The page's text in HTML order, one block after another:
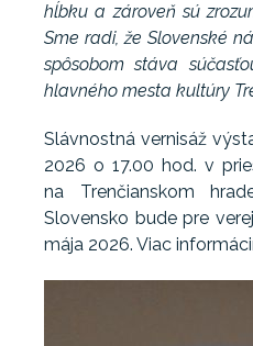
hĺbku a zároveň sú
Sme radi, že Slovenské
spôsobom stáva
hlavného mesta kultúry
Slávnostná vernisáž
2026 o 17.00 hod. v
na Trenčianskom
Slovensko bude pre
mája 2026. Viac